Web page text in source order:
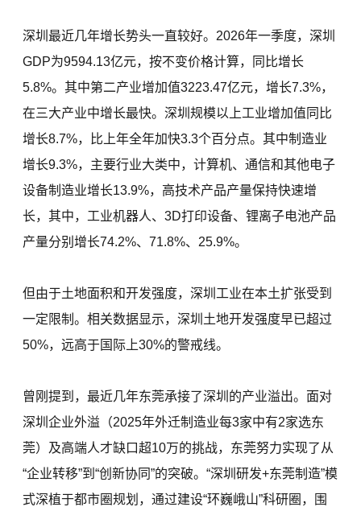
深圳最近几年增长势头一直较好。2026年一季度，深圳
GDP为9594.13亿元，按不变价格计算，同比增长
5.8%。其中第二产业增加值3223.47亿元，增长7.3%，
在三大产业中增长最快。深圳规模以上工业增加值同比
增长8.7%，比上年全年加快3.3个百分点。其中制造业
增长9.3%，主要行业大类中，计算机、通信和其他电子
设备制造业增长13.9%，高技术产品产量保持快速增
长，其中，工业机器人、3D打印设备、锂离子电池产品
产量分别增长74.2%、71.8%、25.9%。
但由于土地面积和开发强度，深圳工业在本土扩张受到
一定限制。相关数据显示，深圳土地开发强度早已超过
50%，远高于国际上30%的警戒线。
曾刚提到，最近几年东莞承接了深圳的产业溢出。面对
深圳企业外溢（2025年外迁制造业每3家中有2家选东
莞）及高端人才缺口超10万的挑战，东莞努力实现了从
“企业转移”到“创新协同”的突破。“深圳研发+东莞制造”模
式深植于都市圈规划，通过建设“环巍峨山”科研圈，围